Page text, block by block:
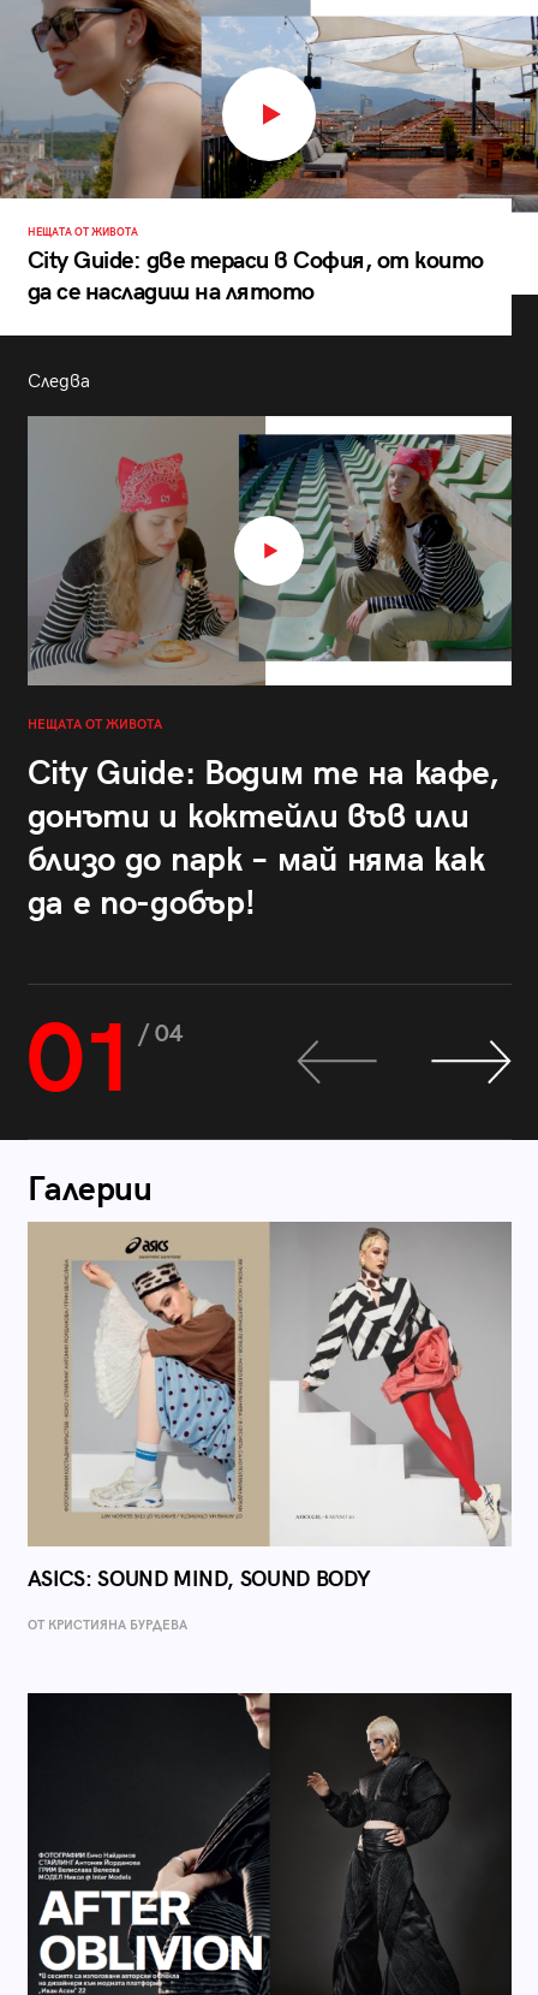
НЕЩАТА ОТ ЖИВОТА
City Guide: две тераси в София, от които
да се насладиш на лятото
Следва
НЕЩАТА ОТ ЖИВОТА
City Guide: Водим те на кафе,
донъти и коктейли във или
близо до парк – май няма как
да е по-добър!
01 / 04
Галерии
ASICS: SOUND MIND, SOUND BODY
ОТ КРИСТИЯНА БУРДЕВА